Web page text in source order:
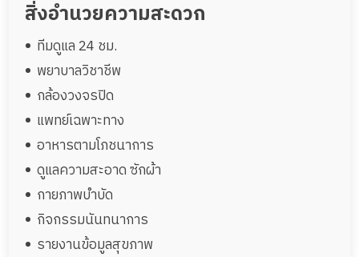
สิ่งอำนวยความสะดวก
ทีมดูแล 24 ชม.
พยาบาลวิชาชีพ
กล้องวงจรปิด
แพทย์เฉพาะทาง
อาหารตามโภชนาการ
ดูแลความสะอาด ซักผ้า
กายภาพบำบัด
กิจกรรมนันทนาการ
รายงานข้อมูลสุขภาพ